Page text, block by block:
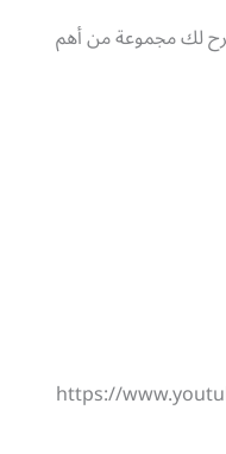
لك مجموعة من أهم
https://